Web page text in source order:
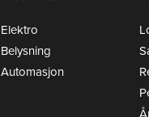
velges
Elektro
Belysning
Automasjon